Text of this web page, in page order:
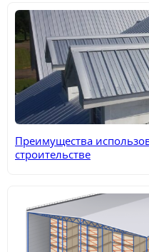
Преимущества
строительстве